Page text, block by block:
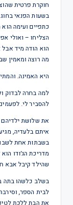
חוקרת פרטית
בשעות הפנאי בחוג
כתפיים ועימה
הצליחו – ואולי
הוא הודה מיד
מה רוצה ומאמין
היא האמינה.
למה בחרה לבדוק
להסביר לי.
את שלושת
איתם בלעדיה,
מדריכת הג׳ודו
שהילד קיבל אבא
לבית הספר,
את הבת ללכת